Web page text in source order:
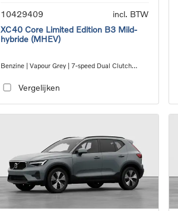
10429409
incl. BTW
XC40 Core Limited Edition B3 Mild-
hybride (MHEV)
Benzine | Vapour Grey | 7-speed Dual Clutch
Vergelijken